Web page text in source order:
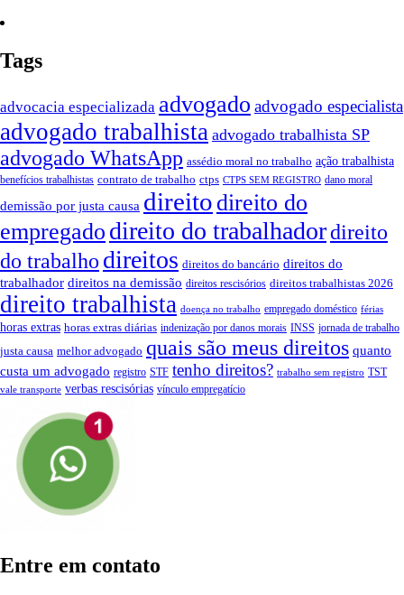
Tags
advocacia especializada advogado advogado especialista
advogado trabalhista advogado trabalhista SP
advogado WhatsApp assédio moral no trabalho ação trabalhista
benefícios trabalhistas contrato de trabalho ctps CTPS SEM REGISTRO dano moral
demissão por justa causa direito direito do
empregado direito do trabalhadordireito
do trabalho direitos direitos do bancário direitos do
trabalhador direitos na demissão direitos rescisórios direitos trabalhistas 2026
direito trabalhista doença no trabalho empregado doméstico férias
horas extras horas extras diárias indenização por danos morais INSS jornada de trabalho
justa causa melhor advogado quais são meus direitos quanto
custa um advogado registro STF tenho direitos? trabalho sem registro TST
vale transporte verbas rescisórias vínculo empregatício
Entre em contato